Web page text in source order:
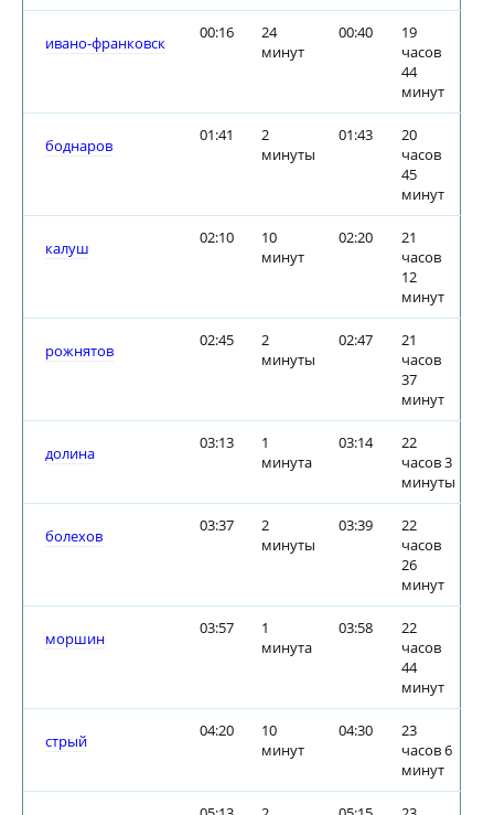
ивано-франковск
00:16
24
минут
00:40
19
часов
44
минут
боднаров
01:41
2
минуты
01:43
20
часов
45
минут
калуш
02:10
10
минут
02:20
21
часов
12
минут
рожнятов
02:45
2
минуты
02:47
21
часов
37
минут
долина
03:13
1
минута
03:14
22
часов 3
минуты
болехов
03:37
2
минуты
03:39
22
часов
26
минут
моршин
03:57
1
минута
03:58
22
часов
44
минут
стрый
04:20
10
минут
04:30
23
часов 6
минут